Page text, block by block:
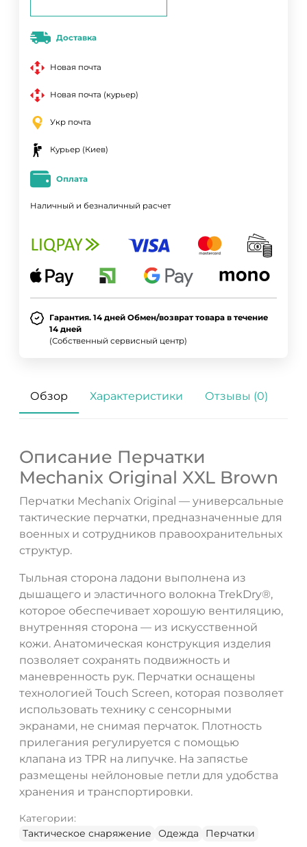
Доставка
Новая почта
Новая почта (курьер)
Укр почта
Курьер (Киев)
Оплата
Наличный и безналичный расчет
Гарантия. 14 дней Обмен/возврат товара в течение
14 дней
(Собственный сервисный центр)
Обзор Характеристики Отзывы (0)
Описание Перчатки
Mechanix Original XXL Brown
Перчатки Mechanix Original — универсальные
тактические перчатки, предназначенные для
военных и сотрудников правоохранительных
структур.
Тыльная сторона ладони выполнена из
дышащего и эластичного волокна TrekDry®,
которое обеспечивает хорошую вентиляцию,
внутренняя сторона — из искусственной
кожи. Анатомическая конструкция изделия
позволяет сохранять подвижность и
маневренность рук. Перчатки оснащены
технологией Touch Screen, которая позволяет
использовать технику с сенсорными
экранами, не снимая перчаток. Плотность
прилегания регулируется с помощью
клапана из TPR на липучке. На запястье
размещены нейлоновые петли для удобства
хранения и транспортировки.
Категории:
Тактическое снаряжение
Одежда
Перчатки